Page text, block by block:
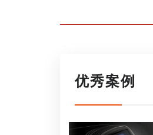
优秀案例